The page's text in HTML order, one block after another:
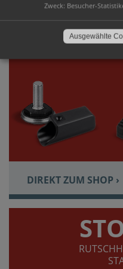
DIREKT ZUM SHOP ›
Zweck: Besucher-
Ausgewählte